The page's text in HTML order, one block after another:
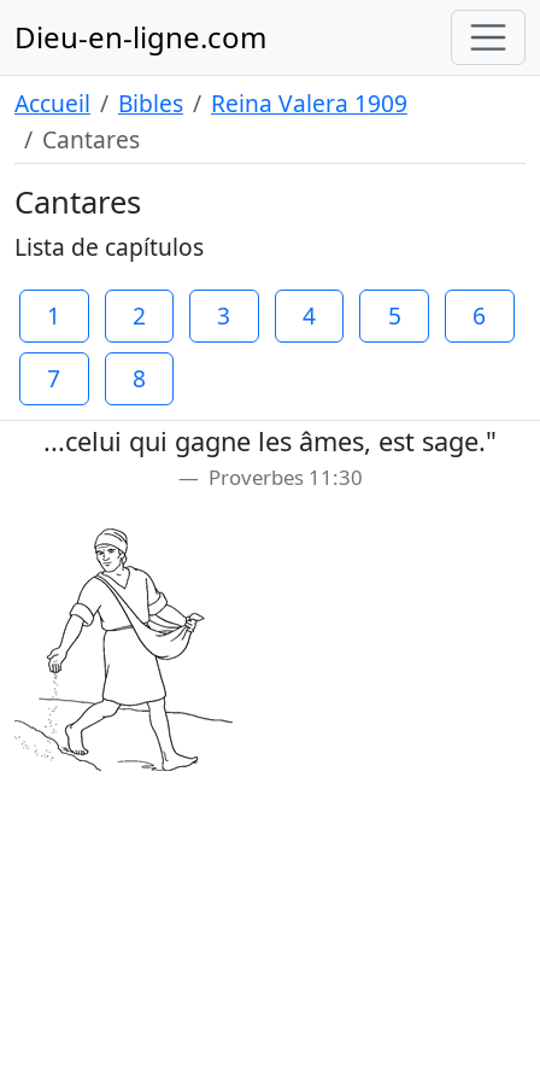
Dieu-en-ligne.com
Accueil Bibles
Reina Valera 1909
Cantares
Cantares
Lista de capítulos
1 2 3 4 5
6
7
8
...celui qui gagne les âmes, est sage."
Proverbes 11:30